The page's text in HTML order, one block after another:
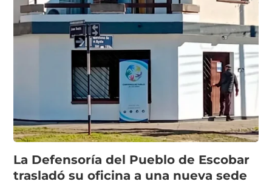
La Defensoría del Pueblo de Escobar
trasladó su oficina a una nueva sede